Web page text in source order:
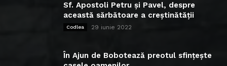
Sf. Apostoli Petru și Pavel, despre
această sărbătoare a creștinătății
Codlea 29 iunie 2022
În Ajun de Bobotează preotul sfințește